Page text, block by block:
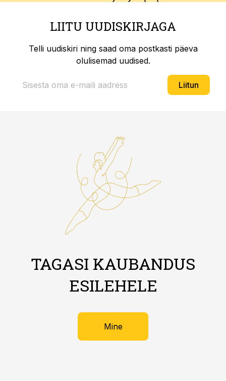
LIITU UUDISKIRJAGA
Telli uudiskiri ning saad oma postkasti päeva
olulisemad uudised.
Liitun
TAGASI KAUBANDUS
ESILEHELE
Mine